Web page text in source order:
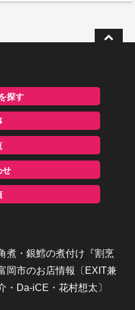
探す
せ
煮・銀鱈の煮付け『割烹
岡市のお店情報〔EXIT兼
・Da-iCE・花村想太〕